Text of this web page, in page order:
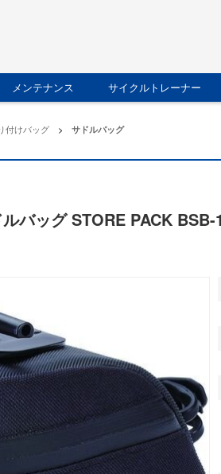
メンテナンス サイクルトレーナー
付けバッグ > サドルバッグ
バッグ STORE PACK